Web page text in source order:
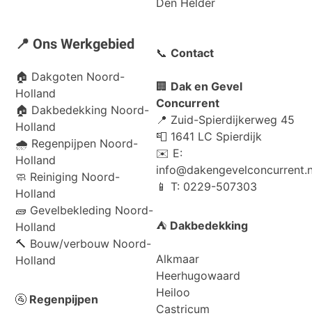
Den Helder
📍 Ons Werkgebied
🏠 Dakgoten Noord-
Holland
🏠 Dakbedekking Noord-
Holland
🌧️ Regenpijpen Noord-
Holland
🧼 Reiniging Noord-
Holland
🧱 Gevelbekleding Noord-
Holland
🔨 Bouw/verbouw Noord-
Holland
🚰 Regenpijpen
📞 Contact
🏢 Dak en Gevel
Concurrent
📍 Zuid-Spierdijkerweg 45
📮 1641 LC Spierdijk
✉️ E:
📱 T: 0229-507303
⛺ Dakbedekking
Alkmaar
Heerhugowaard
Heiloo
Castricum